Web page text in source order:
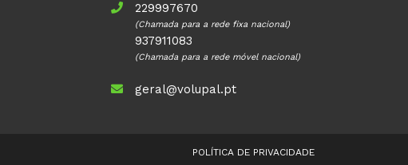
229997670
(Chamada para a rede fixa nacional)
937911083
(Chamada para a rede móvel nacional)
geral@volupal.pt
POLÍTICA DE PRIVACIDADE